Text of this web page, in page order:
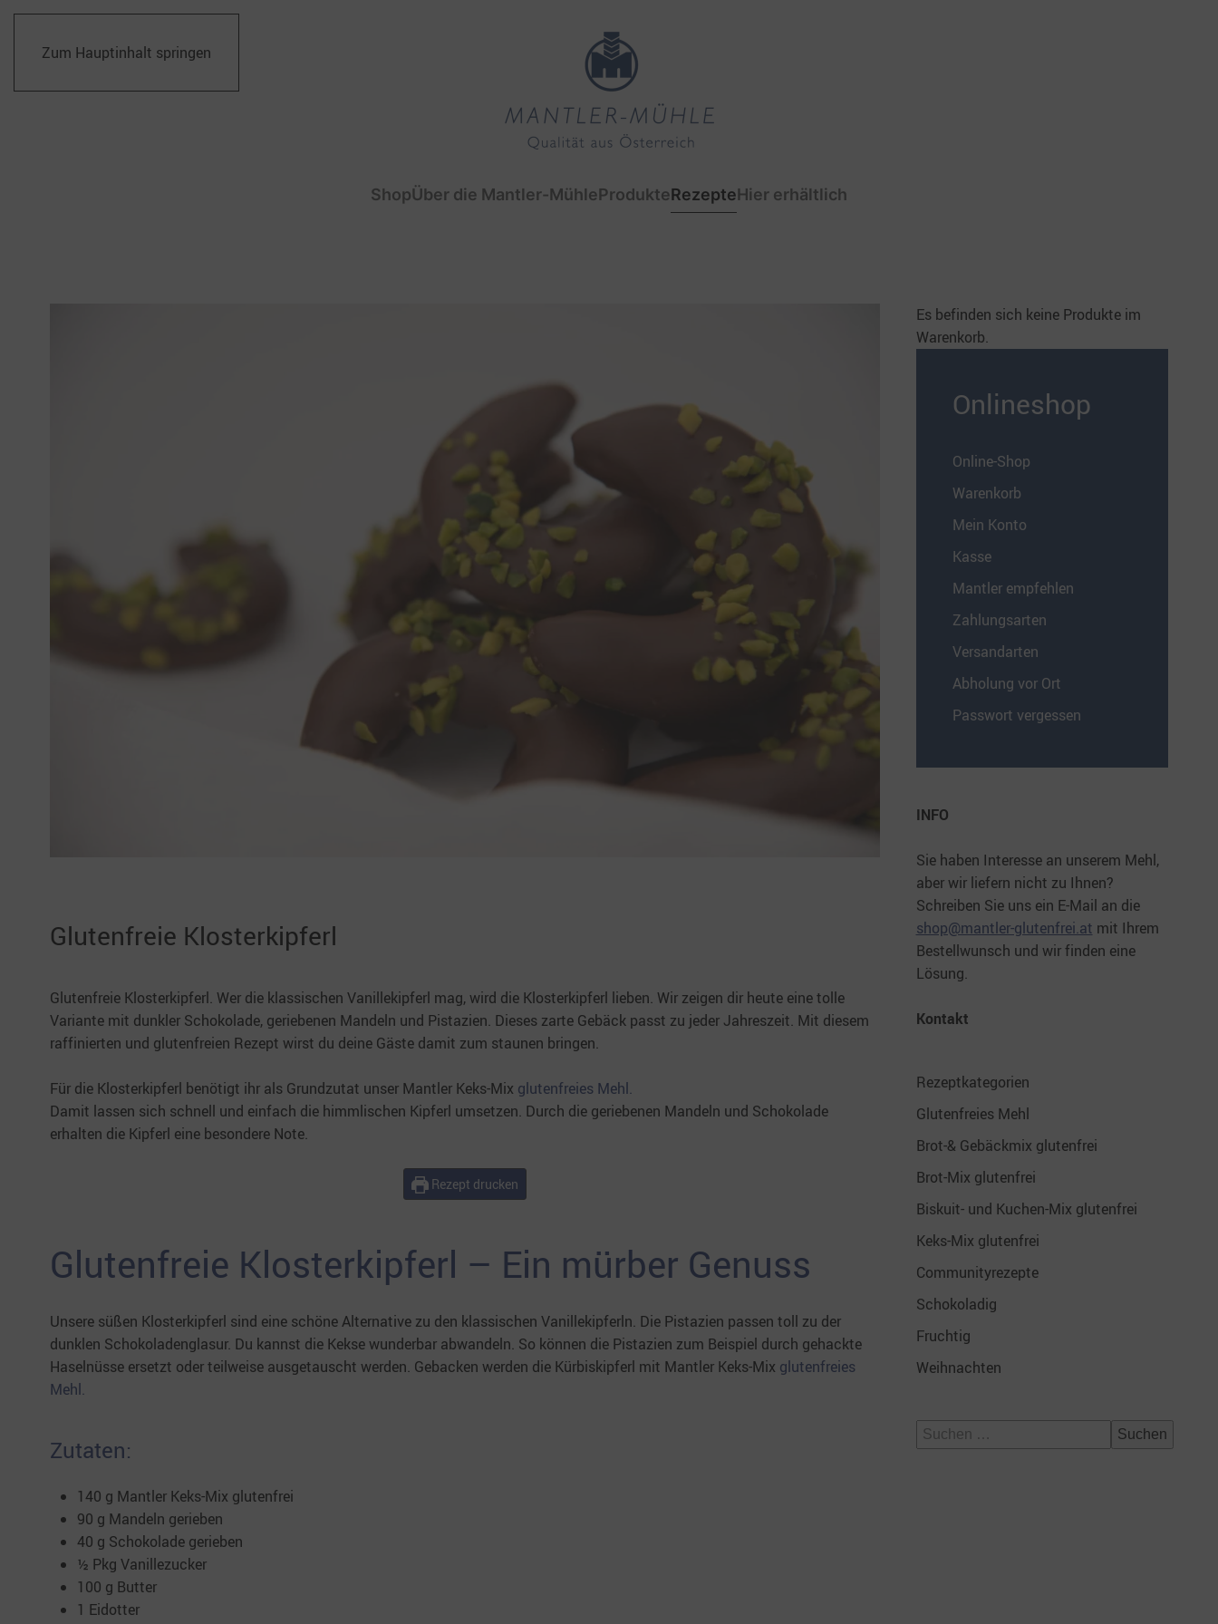
Zum Hauptinhalt springen
ShopÜber die Mantler-MühleProdukteRezepteHier erhältlich
Glutenfreie Klosterkipferl
Glutenfreie Klosterkipferl. Wer die klassischen Vanillekipferl mag, wird die Klosterkipferl lieben. Wir zeigen dir heute eine tolle
Variante mit dunkler Schokolade, geriebenen Mandeln und Pistazien. Dieses zarte Gebäck passt zu jeder Jahreszeit. Mit diesem
raffinierten und glutenfreien Rezept wirst du deine Gäste damit zum staunen bringen.
Für die Klosterkipferl benötigt ihr als Grundzutat unser Mantler Keks-Mix glutenfreies Mehl.
Damit lassen sich schnell und einfach die himmlischen Kipferl umsetzen. Durch die geriebenen Mandeln und Schokolade
erhalten die Kipferl eine besondere Note.
Rezept drucken
Glutenfreie Klosterkipferl – Ein mürber Genuss
Unsere süßen Klosterkipferl sind eine schöne Alternative zu den klassischen Vanillekipferln. Die Pistazien passen toll zu der
dunklen Schokoladenglasur. Du kannst die Kekse wunderbar abwandeln. So können die Pistazien zum Beispiel durch gehackte
Haselnüsse ersetzt oder teilweise ausgetauscht werden. Gebacken werden die Kürbiskipferl mit Mantler Keks-Mix glutenfreies
Mehl.
Zutaten:
140 g Mantler Keks-Mix glutenfrei
90 g Mandeln gerieben
40 g Schokolade gerieben
½ Pkg Vanillezucker
100 g Butter
1 Eidotter
Es befinden sich keine Produkte im
Warenkorb.
Onlineshop
Online-Shop
Warenkorb
Mein Konto
Kasse
Mantler empfehlen
Zahlungsarten
Versandarten
Abholung vor Ort
Passwort vergessen
INFO
Sie haben Interesse an unserem Mehl,
aber wir liefern nicht zu Ihnen?
Schreiben Sie uns ein E-Mail an die
shop@mantler-glutenfrei.at mit Ihrem
Bestellwunsch und wir finden eine
Lösung.
Kontakt
Rezeptkategorien
Glutenfreies Mehl
Brot-& Gebäckmix glutenfrei
Brot-Mix glutenfrei
Biskuit- und Kuchen-Mix glutenfrei
Keks-Mix glutenfrei
Communityrezepte
Schokoladig
Fruchtig
Weihnachten
Suchen
nach: